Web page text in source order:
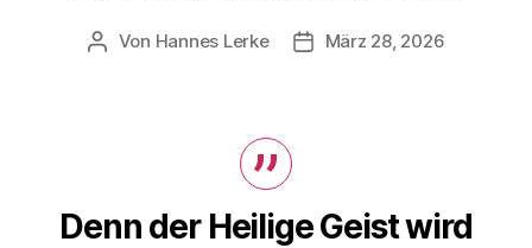
Beitragsautor
Von Hannes Lerke Beitragsdatum
März 28, 2026
Denn der Heilige Geist wird